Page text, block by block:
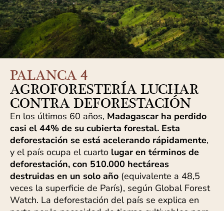
PALANCA 4
AGROFORESTERÍA LUCHAR
CONTRA DEFORESTACIÓN
En los últimos 60 años, Madagascar ha perdido
casi el 44% de su cubierta forestal. Esta
deforestación se está acelerando rápidamente,
y el país ocupa el cuarto lugar en términos de
deforestación, con 510.000 hectáreas
destruidas en un solo año (equivalente a 48,5
veces la superficie de París), según Global Forest
Watch. La deforestación del país se explica en